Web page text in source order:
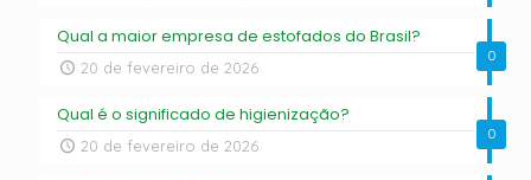
0
Qual a maior empresa de estofados do Brasil?
20 de fevereiro de 2026
0
Qual é o significado de higienização?
20 de fevereiro de 2026